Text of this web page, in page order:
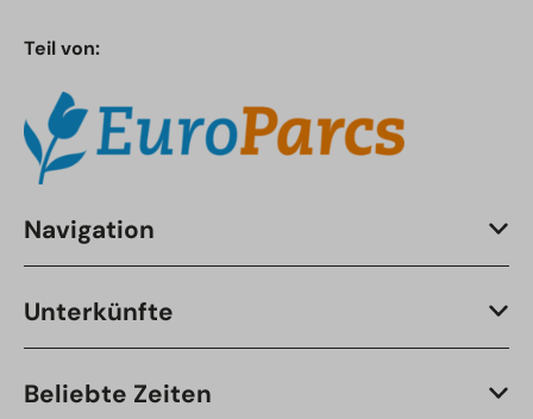
Teil von:
Navigation
Unterkünfte
Beliebte Zeiten